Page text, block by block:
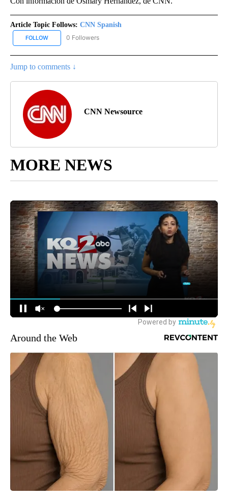
Article Topic Follows: CNN Spanish
FOLLOW FOLLOW "CNN SPANISH" TO RECEIVE NOTIFICATIONS ABOUT
0 Followers
Jump to comments ↓
CNN Newsource
MORE NEWS
Around the Web